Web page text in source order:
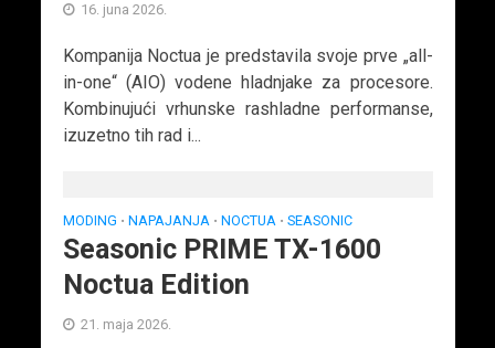
16. juna 2026.
Kompanija Noctua je predstavila svoje prve „all-
in-one“ (AIO) vodene hladnjake za procesore.
Kombinujući vrhunske rashladne performanse,
izuzetno tih rad i...
MODING • NAPAJANJA • NOCTUA • SEASONIC
Seasonic PRIME TX-1600
Noctua Edition
21. maja 2026.